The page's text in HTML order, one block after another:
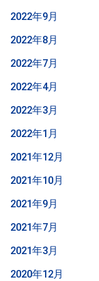
2022年9月
2022年8月
2022年7月
2022年4月
2022年3月
2022年1月
2021年12月
2021年10月
2021年9月
2021年7月
2021年3月
2020年12月